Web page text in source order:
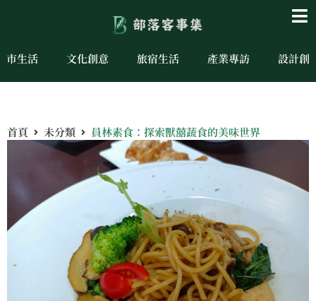
市生活 文化創意 旅宿生活 產業專訪 設計創
首頁 未分類 員林素食：探索獸囍蔬食的美味世界